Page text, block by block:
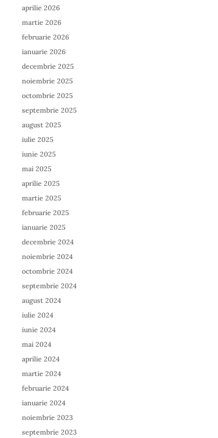
aprilie 2026
martie 2026
februarie 2026
ianuarie 2026
decembrie 2025
noiembrie 2025
octombrie 2025
septembrie 2025
august 2025
iulie 2025
iunie 2025
mai 2025
aprilie 2025
martie 2025
februarie 2025
ianuarie 2025
decembrie 2024
noiembrie 2024
octombrie 2024
septembrie 2024
august 2024
iulie 2024
iunie 2024
mai 2024
aprilie 2024
martie 2024
februarie 2024
ianuarie 2024
noiembrie 2023
septembrie 2023